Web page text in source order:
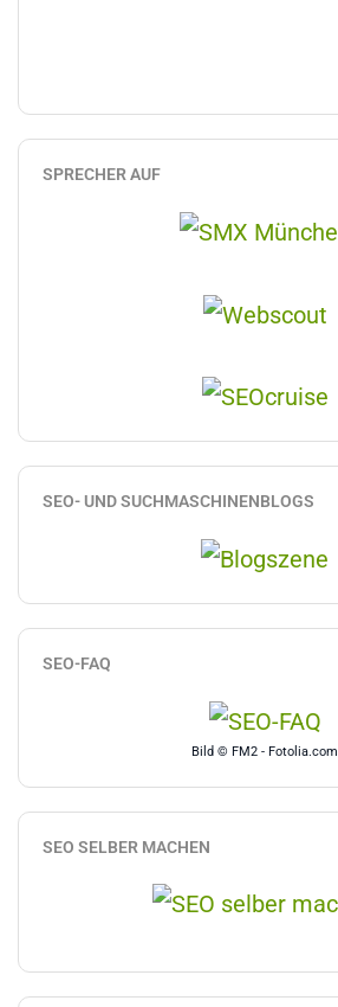
SPRECHER AUF
SEO- UND SUCHMASCHINENBLOGS
SEO-FAQ
Bild © FM2 - Fotolia.com
SEO SELBER MACHEN